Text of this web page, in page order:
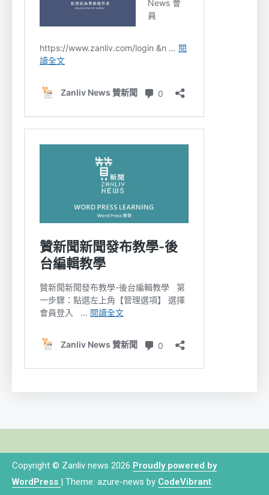
Copyright © Zanliv news 2026 Proudly powered by
WordPress | Theme: azure-news by CodeVibrant.